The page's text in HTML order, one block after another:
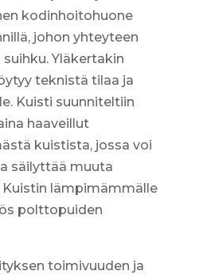
kodinhoitohuone
johon yhteyteen
Yläkertakin
teknistä tilaa ja
Kuisti suunniteltiin
haaveillut
kuistista, jossa voi
säilyttää muuta
Kuistin lämpimämmälle
polttopuiden
toimivuuden ja